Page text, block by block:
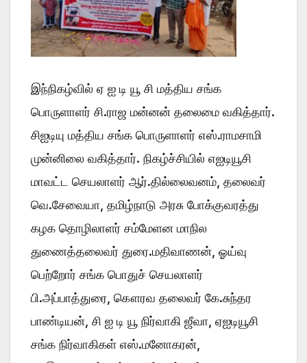
இந்நிகழ்வில் ஏ ஐ டி யூ சி மத்திய சங்க
பொருளாளர் சி.ராஜ மன்னன் தலைமை வகித்தார்.
சிஐடியு மத்திய சங்க பொருளாளர் எஸ்.ராமசாமி
முன்னிலை வகித்தார். நிகழ்ச்சியில் எஐடியூசி
மாவட்ட செயலாளர் ஆர்.தில்லைவனம், தலைவர்
வெ.சேவையா, தமிழ்நாடு அரசு போக்குவரத்து
கழக தொழிலாளர் சம்மேளன மாநில
துணைத்தலைவர் துரை.மதிவாணன், ஓய்வு
பெற்றோர் சங்க பொதுச் செயலாளர்
பி.அப்பாத்துரை, கௌரவ தலைவர் கே.சுந்தர
பாண்டியன், சி ஐ டி யூ நிர்வாகி ஜீவா, ஏஐடியூசி
சங்க நிர்வாகிகள் எஸ்.மனோகரன்,